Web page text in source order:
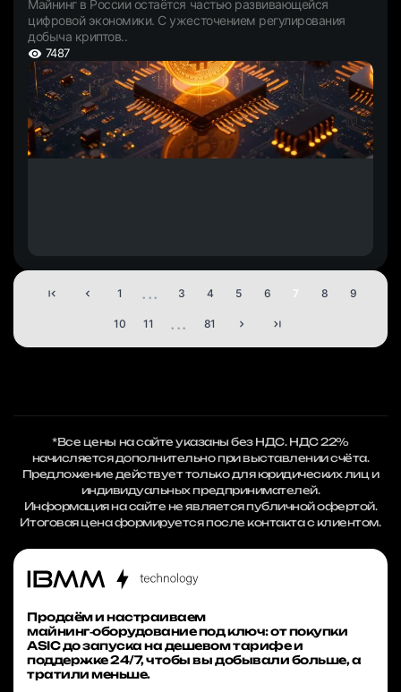
Майнинг в России остаётся частью развивающейся
цифровой экономики. С ужесточением регулирования
добыча криптов..
7487
1 ... 3 4 5 6 7 8 9
10 11 ... 81
*Все цены на сайте указаны без НДС. НДС 22%
начисляется дополнительно при выставлении счёта.
Предложение действует только для юридических лиц и
индивидуальных предпринимателей.
Информация на сайте не является публичной офертой.
Итоговая цена формируется после контакта с клиентом.
Продаём и настраиваем
майнинг‑оборудование под ключ: от покупки
ASIC до запуска на дешевом тарифе и
поддержке 24/7, чтобы вы добывали больше, а
тратили меньше.